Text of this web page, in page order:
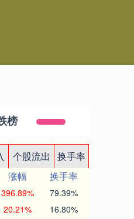
榜
个股流出
换手率
涨幅
换手率
396.89% 79.39%
20.21% 16.80%